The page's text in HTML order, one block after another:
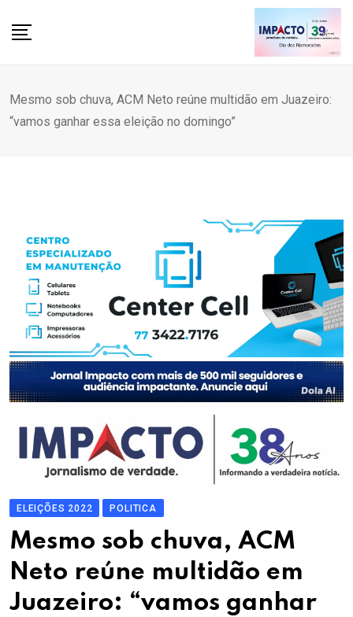
Mesmo sob chuva, ACM Neto reúne multidão em Juazeiro:
“vamos ganhar essa eleição no domingo”
ELEIÇÕES 2022 POLITICA
Mesmo sob chuva, ACM
Neto reúne multidão em
Juazeiro: “vamos ganhar